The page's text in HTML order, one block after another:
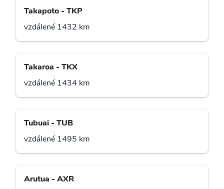
Takapoto - TKP
vzdálené 1432 km
Takaroa - TKX
vzdálené 1434 km
Tubuai - TUB
vzdálené 1495 km
Arutua - AXR